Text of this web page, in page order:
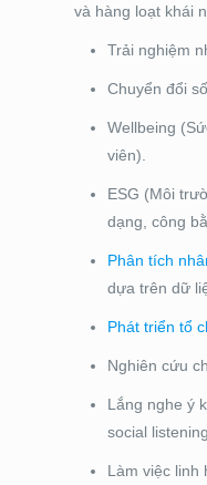
và hàng loạt khái
Trải nghiệm
Chuyển đổi
Wellbeing
viên).
ESG (Môi
dạng, công
Phân tích
dựa trên dữ
Phát triển tổ
Nghiên cứu
Lắng nghe ý
social
Làm việc linh